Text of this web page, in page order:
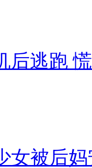
后逃跑
女被后